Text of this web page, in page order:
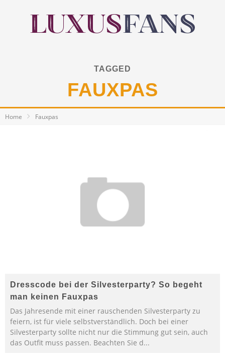
TAGGED
FAUXPAS
Home Fauxpas
Dresscode bei der Silvesterparty? So begeht
man keinen Fauxpas
Das Jahresende mit einer rauschenden Silvesterparty zu
feiern, ist für viele selbstverständlich. Doch bei einer
Silvesterparty sollte nicht nur die Stimmung gut sein, auch
das Outfit muss passen. Beachten Sie d...